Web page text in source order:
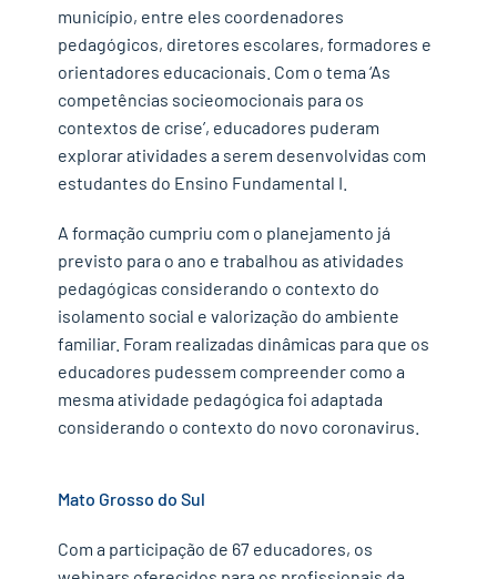
município, entre eles coordenadores
pedagógicos, diretores escolares, formadores e
orientadores educacionais. Com o tema ‘As
competências socieomocionais para os
contextos de crise’, educadores puderam
explorar atividades a serem desenvolvidas com
estudantes do Ensino Fundamental I.
A formação cumpriu com o planejamento já
previsto para o ano e trabalhou as atividades
pedagógicas considerando o contexto do
isolamento social e valorização do ambiente
familiar. Foram realizadas dinâmicas para que os
educadores pudessem compreender como a
mesma atividade pedagógica foi adaptada
considerando o contexto do novo coronavirus.
Mato Grosso do Sul
Com a participação de 67 educadores, os